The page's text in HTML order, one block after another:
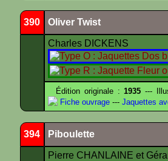
390 Oliver Twist
Charles DICKENS
Édition originale :1935 ---
Fiche ouvrage --- Jaquettes
394 Piboulette
Pierre CHANLAINE et